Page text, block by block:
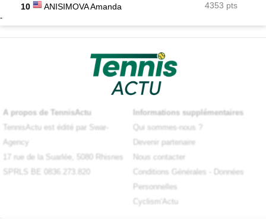
10
ANISIMOVA Amanda 4353 pts
-
A propos de TennisActu
TennisActu est édité par Swar-
Agency
17 rue de la Suarlée, 5080 Rhisnes
SPRLS BE 0836.273.820
Informations supplémentaires
Qui sommes-nous ?
Devenir partenaire
Nous contacter
Conditions Générales
Données
Personnelles
Cyclism'Actu